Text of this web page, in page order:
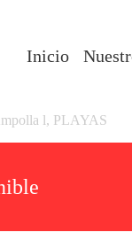
Inicio
l, PLAYAS